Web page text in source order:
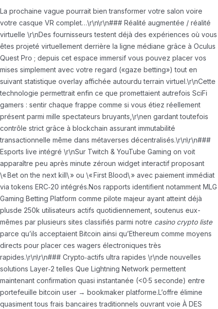
La prochaine vague pourrait bien transformer votre salon voire
votre casque VR complet…\r\n\r\n### Réalité augmentée / réalité
virtuelle \r\nDes fournisseurs testent déjà des expériences où vous
êtes projeté virtuellement derrière la ligne médiane grâce à Oculus
Quest Pro ; depuis cet espace immersif vous pouvez placer vos
mises simplement avec votre regard («gaze betting») tout en
suivant statistique overlay affichée autourdu terrain virtuel.\r\nCette
technologie permettrait enfin ce que promettaient autrefois SciFi
gamers : sentir chaque frappe comme si vous étiez réellement
présent parmi mille spectateurs bruyants,\r\nen gardant toutefois
contrôle strict grâce à blockchain assurant immutabilité
transactionnelle même dans métaverses décentralisés.\r\n\r\n###
Esports live intégré \r\nSur Twitch & YouTube Gaming on voit
apparaître peu après minute zéroun widget interactif proposant
\« Bet on the next kill\ » ou \« First Blood\ » avec paiement immédiat
via tokens ERC‑20 intégrés.Nos rapports identifient notamment MLG
Gaming Betting Platform comme pilote majeur ayant atteint déjà
plusde 250k utilisateurs actifs quotidiennement, soutenus eux-
mêmes par plusieurs sites classifiés parmi notre casino crypto liste
parce qu’ils acceptaient Bitcoin ainsi qu’Ethereum comme moyens
directs pour placer ces wagers électroniques très
rapides.\r\n\r\n### Crypto‑actifs ultra rapides \r\nde nouvelles
solutions Layer‑2 telles Que Lightning Network permettent
maintenant confirmation quasi instantanée (<0·5 seconde) entre
portefeuille bitcoin user → bookmaker platforme.L’offre élimine
quasiment tous frais bancaires traditionnels ouvrant voie À DES